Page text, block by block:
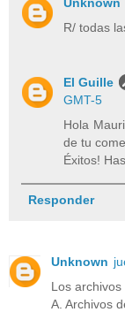
R/ todas
El Guille
GMT-5
Hola
de tu
Éxitos!
Responder
Unknown
Los
A. Archivos